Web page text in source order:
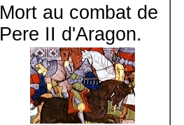
Mort au combat de
Pere II d'Aragon.